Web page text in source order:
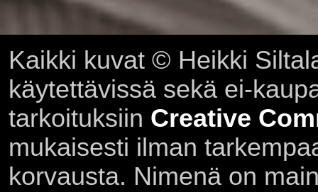
Kaikki kuvat © Heikki
käytettävissä sekä ei-
tarkoituksiin Creative
mukaisesti ilman
korvausta. Nimenä on